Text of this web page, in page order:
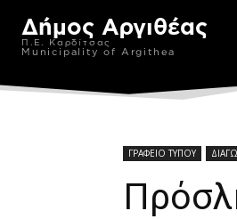
Δήμος Αργιθέας
Π.Ε. Καρδίτσας
Municipality of Argithea
ΓΡΑΦΕΙΟ ΤΥΠΟΥ